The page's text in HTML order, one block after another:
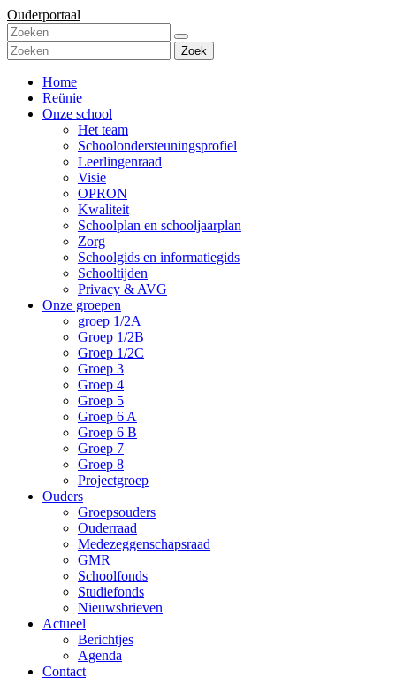
Ouderportaal
Zoek
Home
Reünie
Onze school
Het team
Schoolondersteuningsprofiel
Leerlingenraad
Visie
OPRON
Kwaliteit
Schoolplan en schooljaarplan
Zorg
Schoolgids en informatiegids
Schooltijden
Privacy & AVG
Onze groepen
groep 1/2A
Groep 1/2B
Groep 1/2C
Groep 3
Groep 4
Groep 5
Groep 6 A
Groep 6 B
Groep 7
Groep 8
Projectgroep
Ouders
Groepsouders
Ouderraad
Medezeggenschapsraad
GMR
Schoolfonds
Studiefonds
Nieuwsbrieven
Actueel
Berichtjes
Agenda
Contact